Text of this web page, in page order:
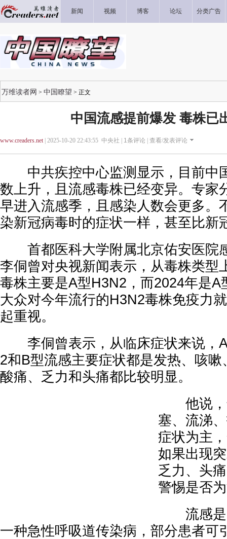
新闻 视频 博客 论坛 分类广告
万维读者网 > 中国瞭望 > 正文
中国流感提前爆发 毒株已
www.creaders.net| 2025-10-20 22:43:55 中央社 | 1条评论 | 查看/发表评论
中共疾控中心监测显示，目前中
数上升，且流感毒株已经变异。专家
早进入流感季，且感染人数会更多。
染新冠病毒时的症状一样，甚至比新
首都医科大学附属北京佑安医院
李侗曾对央视新闻表示，从毒株类型
毒株主要是A型H3N2，而2024年是A
大众对今年流行的H3N2毒株免疫力
起重视。
李侗曾表示，从临床症状来说，
2和B型流感主要症状都是发热、咳
酸痛、乏力和头痛都比较明显。
他说，
塞、流涕
症状为主
如果出现
乏力、头
警惕是否
流感是
一种急性呼吸道传染病，部分患者可